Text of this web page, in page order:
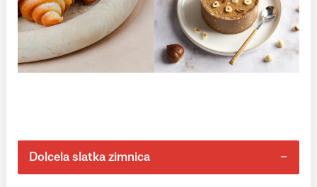
Dolcela slatka zimnica